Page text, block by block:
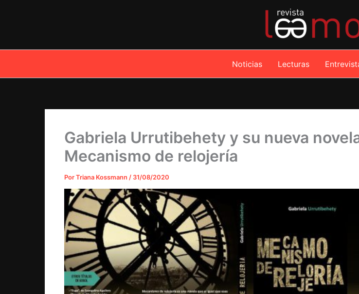
Noticias Lecturas
Gabriela Urrutibehety y su nueva
Mecanismo de relojería
PorTriana Kossmann / 31/08/2020